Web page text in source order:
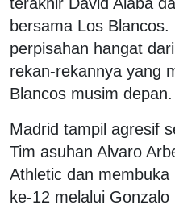
bersama Los
perpisahan hangat
rekan-rekannya yang
Blancos musim depan.
Madrid tampil agresif
Tim asuhan Alvaro
Athletic dan
ke-12 melalui